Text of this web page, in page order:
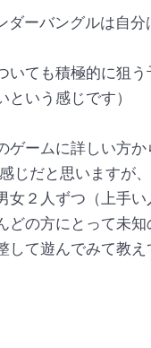
ーバングルは自分
いても積極的に狙
いう感じです）
ームに詳しい方
じだと思いますが
女２人ずつ（上手
どの方にとって未
して遊んでみて教